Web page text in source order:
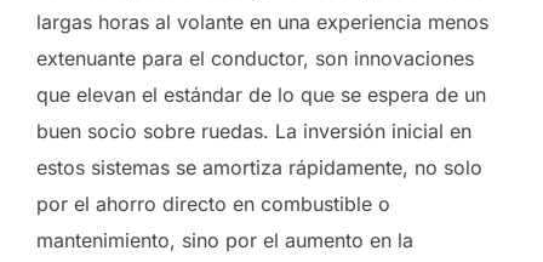
largas horas al volante en una experiencia menos
extenuante para el conductor, son innovaciones
que elevan el estándar de lo que se espera de un
buen socio sobre ruedas. La inversión inicial en
estos sistemas se amortiza rápidamente, no solo
por el ahorro directo en combustible o
mantenimiento, sino por el aumento en la